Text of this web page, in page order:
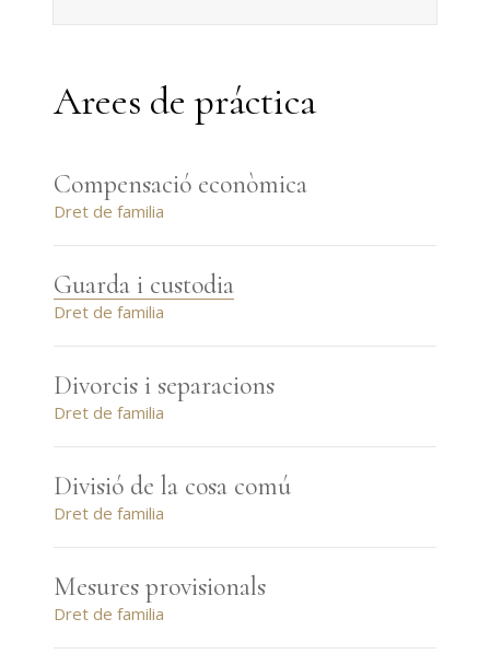
Arees de práctica
Compensació econòmica
Dret de familia
Guarda i custodia
Dret de familia
Divorcis i separacions
Dret de familia
Divisió de la cosa comú
Dret de familia
Mesures provisionals
Dret de familia